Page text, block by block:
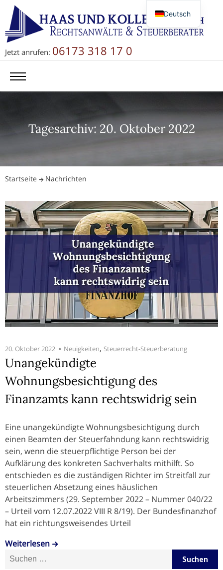
Jetzt anrufen: 06173 318 17 0
Tagesarchiv: 20. Oktober 2022
Startseite Nachrichten
20. Oktober 2022 Neuigkeiten, Steuerrecht-Steuerberatung
Unangekündigte
Wohnungsbesichtigung des
Finanzamts kann rechtswidrig sein
Eine unangekündigte Wohnungsbesichtigung durch
einen Beamten der Steuerfahndung kann rechtswidrig
sein, wenn die steuerpflichtige Person bei der
Aufklärung des konkreten Sachverhalts mithilft. So
entschieden es die zuständigen Richter im Streitfall zur
steuerlichen Absetzung eines häuslichen
Arbeitszimmers (29. September 2022 – Nummer 040/22
– Urteil vom 12.07.2022 VIII R 8/19). Der Bundesfinanzhof
hat ein richtungsweisendes Urteil
Weiterlesen
Suche nach:
Deutsch
English
简体中文